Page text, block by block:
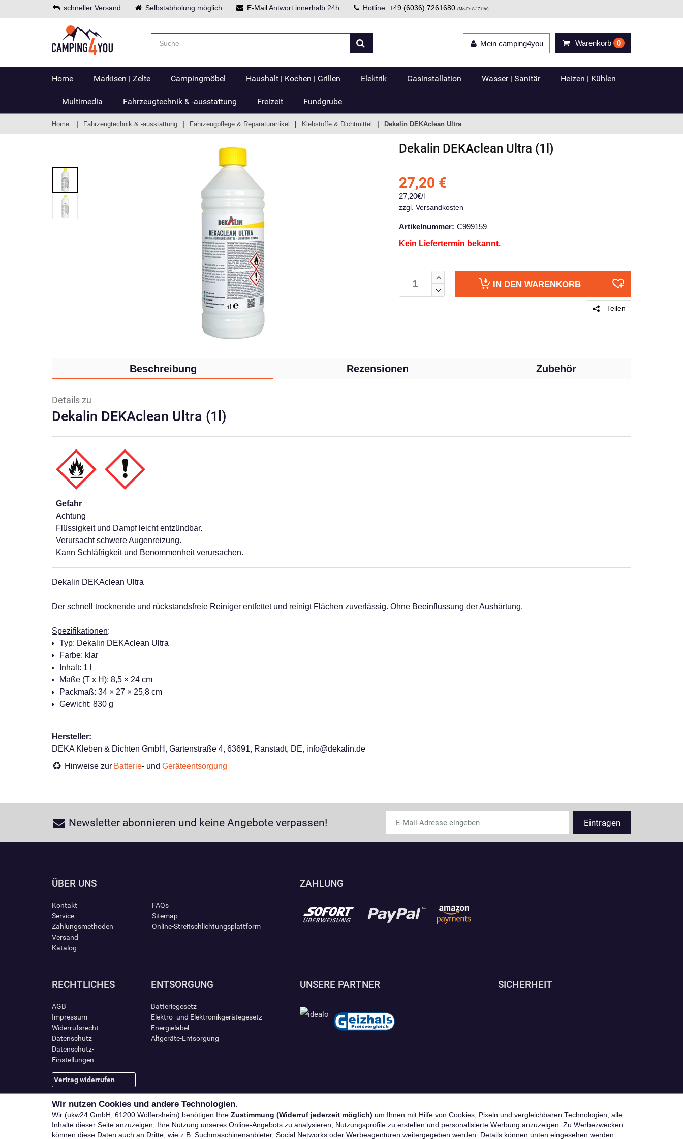
schneller Versand Selbstabholung möglich E-MailAntwort innerhalb 24h Hotline: +49 (6036) 7261680 (Mo-Fr: 8-17 Uhr)
Warenkorb 0
Mein camping4you
Home Markisen | Zelte Campingmöbel Haushalt | Kochen | Grillen Elektrik Gasinstallation Wasser | Sanitär Heizen | Kühlen
Multimedia Fahrzeugtechnik & -ausstattung Freizeit Fundgrube
Home Fahrzeugtechnik & -ausstattung Fahrzeugpflege & Reparaturartikel Klebstoffe & Dichtmittel Dekalin DEKAclean Ultra
Dekalin DEKAclean Ultra (1l)
27,20 €
27,20€/l
zzgl. Versandkosten
Artikelnummer: C999159
Kein Liefertermin bekannt.
IN DEN WARENKORB
Teilen
Beschreibung Rezensionen Zubehör
Details zu
Dekalin DEKAclean Ultra (1l)
Gefahr
Achtung
Flüssigkeit und Dampf leicht entzündbar.
Verursacht schwere Augenreizung.
Kann Schläfrigkeit und Benommenheit verursachen.
Dekalin DEKAclean Ultra
Der schnell trocknende und rückstandsfreie Reiniger entfettet und reinigt Flächen zuverlässig. Ohne Beeinflussung der Aushärtung.
Spezifikationen:
Typ: Dekalin DEKAclean Ultra
Farbe: klar
Inhalt: 1 l
Maße (T x H): 8,5 × 24 cm
Packmaß: 34 × 27 × 25,8 cm
Gewicht: 830 g
Hersteller:
DEKA Kleben & Dichten GmbH, Gartenstraße 4, 63691, Ranstadt, DE, info@dekalin.de
Hinweise zur Batterie- und Geräteentsorgung
Newsletter abonnieren und keine Angebote verpassen!
ÜBER UNS
Kontakt
Service
Zahlungsmethoden
Versand
Katalog
FAQs
Sitemap
Online-Streitschlichtungsplattform
ZAHLUNG
RECHTLICHES
AGB
Impressum
Widerrufsrecht
Datenschutz
Datenschutz-
Einstellungen
Vertrag widerrufen
ENTSORGUNG
Batteriegesetz
Elektro- und Elektronikgerätegesetz
Energielabel
Altgeräte-Entsorgung
UNSERE PARTNER SICHERHEIT
© 2026 camping4you
Wir nutzen Cookies und andere Technologien.
Wir (ukw24 GmbH, 61200 Wölfersheim) benötigen Ihre Zustimmung (Widerruf jederzeit möglich) um Ihnen mit Hilfe von Cookies, Pixeln und vergleichbaren Technologien, alle
Inhalte dieser Seite anzuzeigen, Ihre Nutzung unseres Online-Angebots zu analysieren, Nutzungsprofile zu erstellen und personalisierte Werbung anzuzeigen. Zu Werbezwecken
können diese Daten auch an Dritte, wie z.B. Suchmaschinenanbieter, Social Networks oder Werbeagenturen weitergegeben werden. Details können unten eingesehen werden.